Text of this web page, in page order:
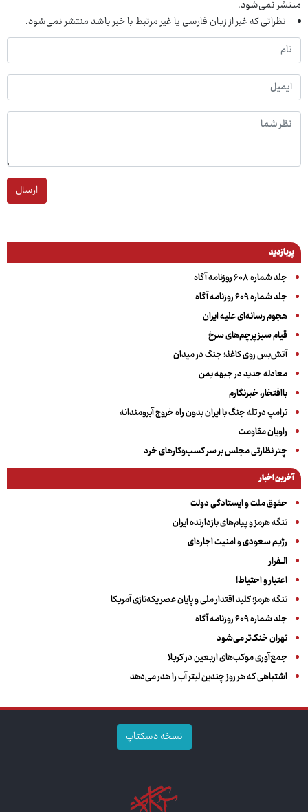
منتشر نمی‌شود.
نظراتی که غیر از زبان فارسی یا غیر مرتبط با خبر باشد منتشر نمی‌شود.
ارسال
پربازدید
جلد شماره ۶۰۸ روزنامه آگاه
جلد شماره ۶۰۹ روزنامه آگاه
هجوم رسانه‌ای علیه ایران
قیام سبز پرچم‌های سرخ
آتش‌بس روی کاغذ؛ جنگ در میدان
معادله جدید در جبهه یمن
باافتخار، خبرنگارم
ترامپ در تله جنگ با ایران بدون راه خروج آبرومندانه
راویان مقاومت
چتر نظارتی مجلس بر سر کسب‌وکارهای خرد
آخرین اخبار
حقوق ملت و ایستادگی دولت
تنگه هرمز و پیام‌های بازدارنده ایران
رژیم سعودی و امنیت اجاره‌ای
الــفرار
اعتبار و احتیاط!
تنگه هرمز؛ کلید اقتدار ملی و پایان عصر یکه‌تازی آمریکا
جلد شماره ۶۰۹ روزنامه آگاه
تهران خنک‌تر می‌شود
جمع‌آوری موکب‌های اربعین در کربلا
اشتباهی که هر روز چندین لیتر آب را هدر می‌دهد
نسخه دسکتاپ